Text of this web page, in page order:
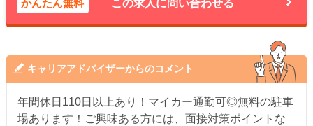
かんたん無料 この求人に問い合わせる
キャリアアドバイザーからのコメント
年間休日110日以上あり！マイカー通勤可◎無料の駐車
場あります！ご興味ある方には、面接対策ポイントな